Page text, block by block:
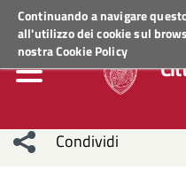
Continuando a navigare
all'utilizzo dei cookie sul
nostraCookie Policy
Regione VenetoACCEDI AI
Condividi